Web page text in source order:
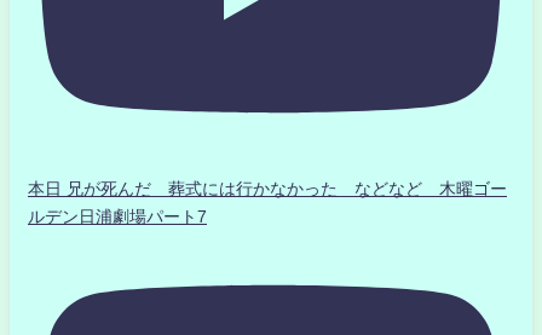
本日 兄が死んだ 葬式には行かなかった などなど 木曜ゴー
ルデン日浦劇場パート7